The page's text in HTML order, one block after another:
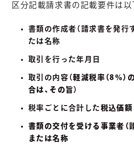
区分記載請求書の記載要件は以
書類の作成者（請求書を発行
たは名称
取引を行った年月日
取引の内容（軽減税率（8％）
合は、その旨）
税率ごとに合計した 税込価額
書類の交付を受ける事業者（
または名称